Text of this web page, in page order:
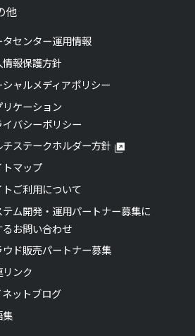
他
タセンター運用情報
報保護方針
シャルメディアポリシー
リケーション
イバシーポリシー
チステークホルダー方針
トマップ
トご利用について
テム開発・運用パートナー募集に
るお問い合わせ
ウド販売パートナー募集
リンク
ネットブログ
集